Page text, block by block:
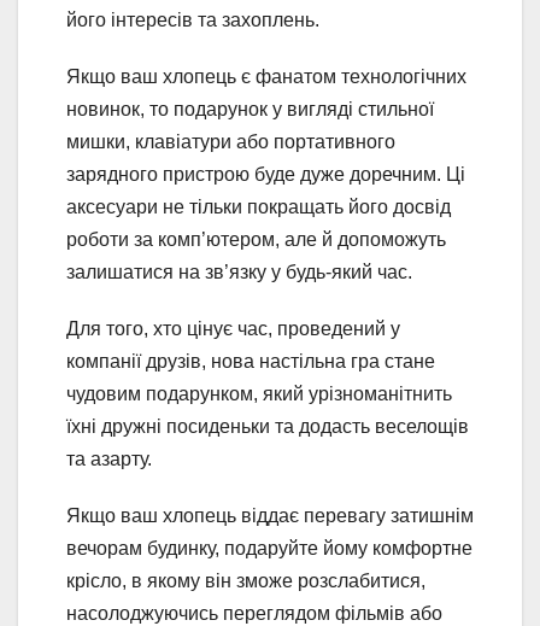
його інтересів та захоплень.
Якщо ваш хлопець є фанатом технологічних
новинок, то подарунок у вигляді стильної
мишки, клавіатури або портативного
зарядного пристрою буде дуже доречним. Ці
аксесуари не тільки покращать його досвід
роботи за комп’ютером, але й допоможуть
залишатися на зв’язку у будь-який час.
Для того, хто цінує час, проведений у
компанії друзів, нова настільна гра стане
чудовим подарунком, який урізноманітнить
їхні дружні посиденьки та додасть веселощів
та азарту.
Якщо ваш хлопець віддає перевагу затишнім
вечорам будинку, подаруйте йому комфортне
крісло, в якому він зможе розслабитися,
насолоджуючись переглядом фільмів або